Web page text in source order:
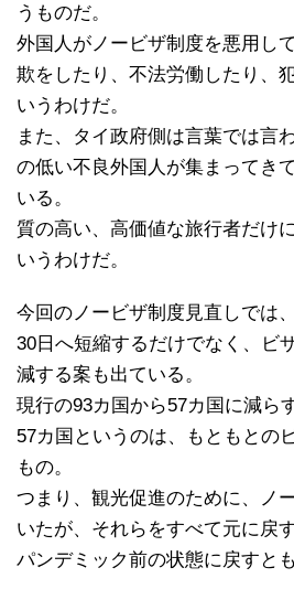
うものだ。
外国人がノービザ制度を悪用し
欺をしたり、不法労働したり、
いうわけだ。
また、タイ政府側は言葉では言
の低い不良外国人が集まってき
いる。
質の高い、高価値な旅行者だけ
いうわけだ。
今回のノービザ制度見直しでは
30日へ短縮するだけでなく、ビ
減する案も出ている。
現行の93カ国から57カ国に減ら
57カ国というのは、もともとの
もの。
つまり、観光促進のために、ノ
いたが、それらをすべて元に戻
パンデミック前の状態に戻すとも